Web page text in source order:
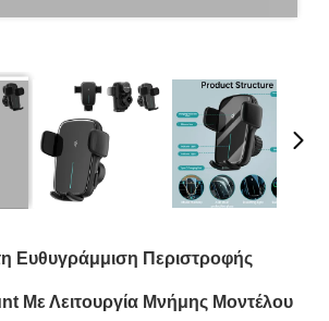
Ευθυγράμμιση Περιστροφής
Με Λειτουργία Μνήμης Μοντέλου